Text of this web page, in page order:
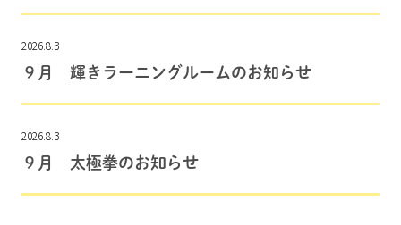
2026.8.3
９月 輝きラーニングルームのお知らせ
2026.8.3
９月 太極拳のお知らせ